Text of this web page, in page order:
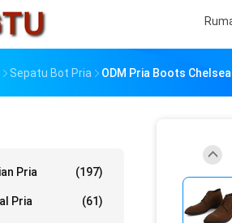
Sepatu Bot Pria ODM Pria Boots
Pria (197)
Pria (61)